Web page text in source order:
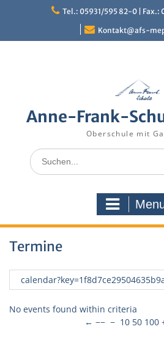
Tel.: 05931/595 82-0 | Fax.:
Kontakt@afs-
Anne-Frank-
Oberschule mit
Search
for:
Termine
No events found within criteria
← −− − 10 50 100